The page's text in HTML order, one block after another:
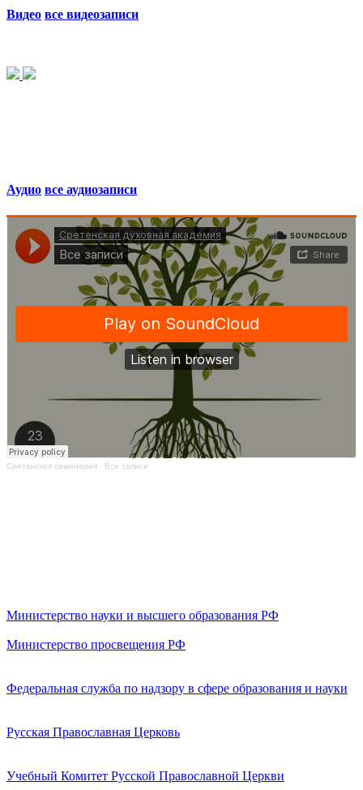
Видео все видеозаписи
Аудио все аудиозаписи
Сретенская семинария · Все записи
Министерство науки и высшего образования РФ
Министерство просвещения РФ
Федеральная служба по надзору в сфере образования и науки
Русская Православная Церковь
Учебный Комитет Русской Православной Церкви